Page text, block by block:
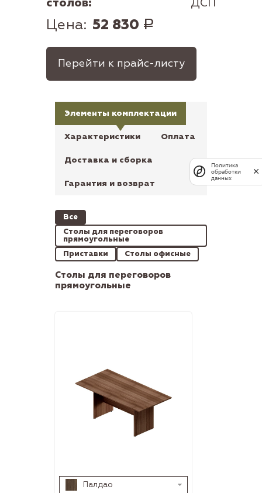
Цена: 52 830 Р
Перейти к прайс-листу
Элементы комплектации
Характеристики Оплата
Доставка и сборка
Гарантия и возврат
Все
Столы для переговоров
прямоугольные
Приставки
Столы офисные
Столы для переговоров
прямоугольные
Палдао
Политика
обработки
данных